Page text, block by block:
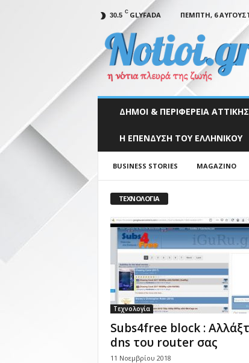
30.5 C GLYFADA ΠΈΜΠΤΗ, 6
t
ΔΉΜΟΙ & ΠΕΡΙΦΈΡΕΙΑ ΑΤΤΙΚΉΣ
Η ΕΠΕΝΔΥΣΗ ΤΟΥ ΕΛΛΗΝΙΚΟΥ
BUSINESS STORIES MAGAZINO
ΤΕΧΝΟΛΟΓΊΑ
Τεχνολογία
Subs4free block :
dns του router σας
11 Νοεμβρίου 2018